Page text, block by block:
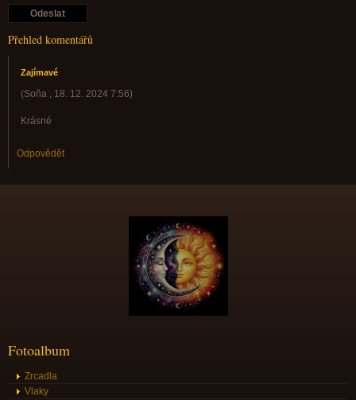
Přehled komentářů
Zajímavé
(Soňa , 18. 12. 2024 7:56)
Krásné
Odpovědět
Fotoalbum
Zrcadla
Vlaky